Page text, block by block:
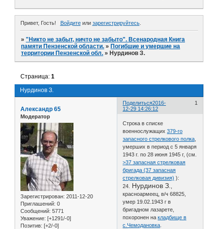
Привет, Гость! Войдитеили зарегистрируйтесь.
»"Никто не забыт, ничто не забыто". Всенародная Книга
памяти Пензенской области. » Погибшие и умершие на
территории Пензенской обл. » Нурдинов З.
Нурдинов З.
Страница:1
Поделиться 1
2016-
12-29 14:26:12
Александр 65
Модератор
Зарегистрирован: 2011-12-20
Приглашений: 0
Сообщений: 5771
Уважение: [+1291/-0]
Позитив: [+2/-0]
Строка в списке
военнослужащих379-го
запасного стрелкового полка
умерших в период с 5 января
1943 г. по 28 июня 1945 г, (см.
>37 запасная стрелковая
бригада (37 запасная
стрелковая дивизия) ):
24.
Нурдинов З.
красноармеец, в/ч 68825,
умер 19.02.1943 г в
бригадном лазарете,
похоронен накладбище в
с.Чемодановка